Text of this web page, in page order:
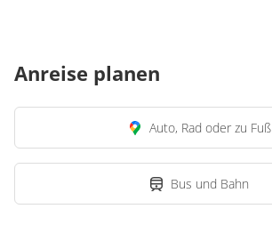
Anreise planen
Auto, Rad oder zu Fuß
Bus und Bahn